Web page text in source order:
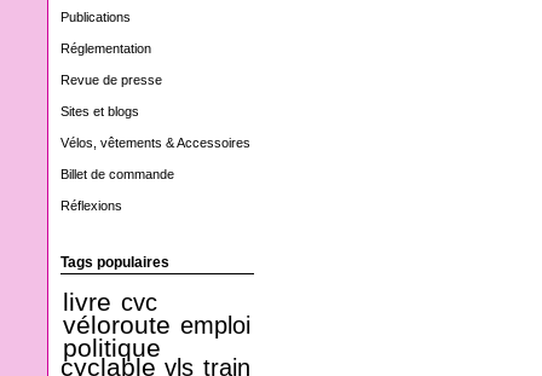
Publications
Réglementation
Revue de presse
Sites et blogs
Vélos, vêtements & Accessoires
Billet de commande
Réflexions
Tags populaires
livre cvc
véloroute emploi
politique
cyclable vls train